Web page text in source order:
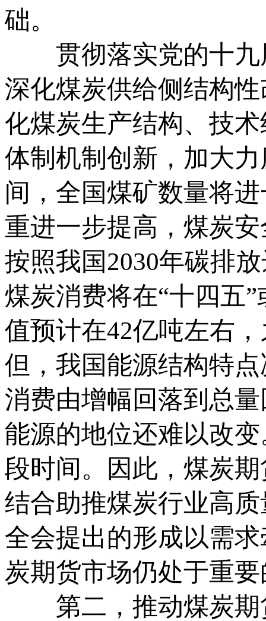
础。
贯彻落实党的十九
深化煤炭供给侧结构
化煤炭生产结构、技
体制机制创新，加大
间，全国煤矿数量将
重进一步提高，煤炭
按照我国2030年碳排
煤炭消费将在“十四五
值预计在42亿吨左右
但，我国能源结构特
消费由增幅回落到总
能源的地位还难以改
段时间。因此，煤炭
结合助推煤炭行业高
全会提出的形成以需
炭期货市场仍处于重
第二，推动煤炭期